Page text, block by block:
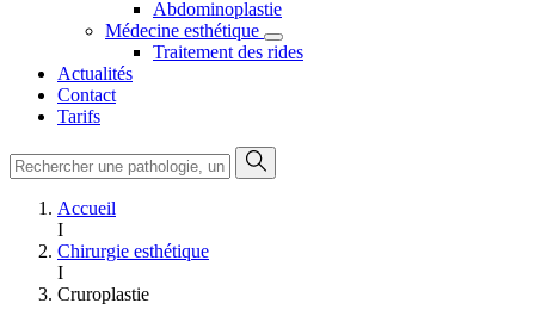
Abdominoplastie
Médecine esthétique
Traitement des rides
Actualités
Contact
Tarifs
Accueil
I
Chirurgie esthétique
I
Cruroplastie